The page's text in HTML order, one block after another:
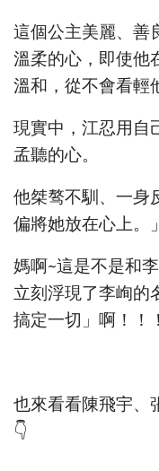
這個公主美麗、善
溫柔的心，即使他
溫和，從不會看輕
現實中，江忍用自
孟聽的心。
他桀骜不馴、一身
偏將她放在心上。」
媽啊~這是不是和
立刻浮現了李峋的
搞定一切」啊！！！
也來看看陳飛宇、
👇